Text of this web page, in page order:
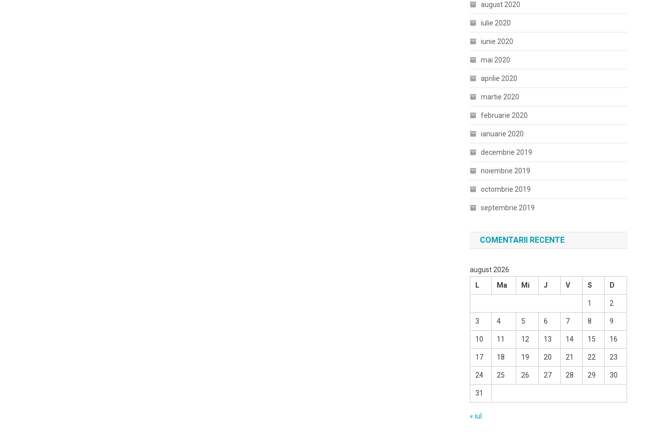
august 2020
iulie 2020
iunie 2020
mai 2020
aprilie 2020
martie 2020
februarie 2020
ianuarie 2020
decembrie 2019
noiembrie 2019
octombrie 2019
septembrie 2019
COMENTARII RECENTE
august 2026
L
Ma Mi J V S D
1 2
3 4 5 6 7 8 9
10 11 12 13 14 15 16
17 18 19 20 21 22 23
24 25 26 27 28 29 30
31
« iul.